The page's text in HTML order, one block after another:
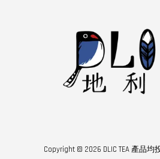
Copyright © 2026 DLIC TEA 產品